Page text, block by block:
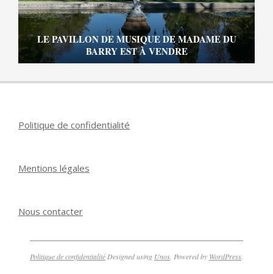
LE PAVILLON DE MUSIQUE DE MADAME DU
BARRY EST À VENDRE
Politique de confidentialité
Mentions légales
Nous contacter
Politique de confidentialité Designed using Unos . Powered by WordPress